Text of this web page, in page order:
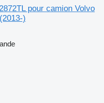
pour camion Volvo
)